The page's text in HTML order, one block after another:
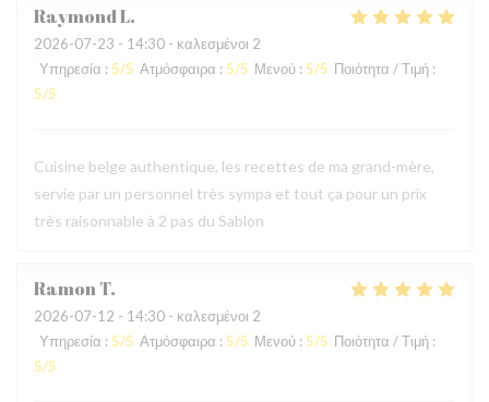
RaymondL
2026-07-23 - 14:30 - καλεσμένοι 2
Υπηρεσία : 5/5 Ατμόσφαιρα : 5/5 Μενού : 5/5 Ποιότητα / Τιμή :
5/5
Cuisine belge authentique, les recettes de ma grand-mère,
servie par un personnel très sympa et tout ça pour un prix
très raisonnable à 2 pas du Sablon
RamonT
2026-07-12 - 14:30 - καλεσμένοι 2
Υπηρεσία : 5/5 Ατμόσφαιρα : 5/5 Μενού : 5/5 Ποιότητα / Τιμή :
5/5